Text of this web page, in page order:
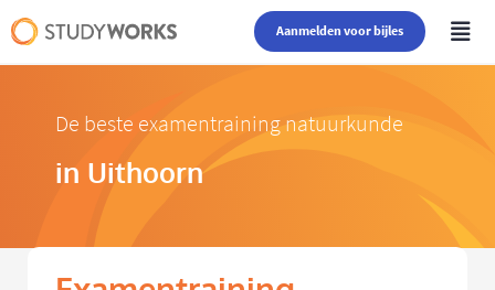
Aanmelden voor bijles
De beste examentraining natuurkunde
in Uithoorn